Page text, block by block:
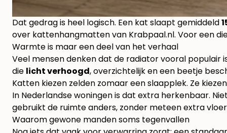
Dat gedrag is heel logisch. Een kat slaapt gemiddeld
over kattenhangmatten van Krabpaal.nl. Voor een
Warmte is maar een deel van het verhaal
Veel mensen denken dat de radiator vooral populair
die licht verhoogd, overzichtelijk en een beetje
Katten kiezen zelden zomaar een slaapplek. Ze
In Nederlandse woningen is dat extra herkenbaar.
gebruikt de ruimte anders, zonder meteen extra
Waarom gewone manden soms tegenvallen